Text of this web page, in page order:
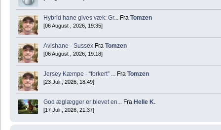
Hybrid hane gives væk: Gr... Fra Tomzen
[06 August , 2026, 19:35]
Avlshane - Sussex Fra Tomzen
[06 August , 2026, 19:18]
Jersey Kæmpe - “forkert” ... Fra Tomzen
[23 Juli , 2026, 18:49]
God æglægger er blevet en... Fra Helle K.
[17 Juli , 2026, 21:37]